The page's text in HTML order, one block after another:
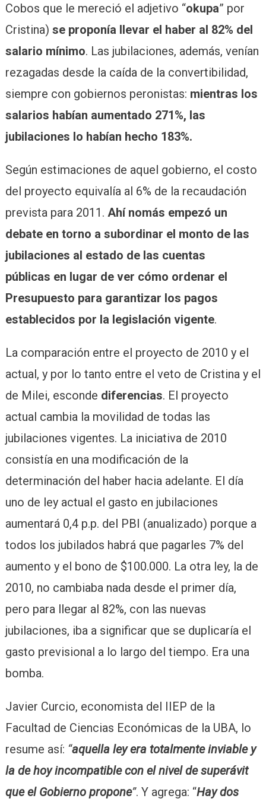
Cobos que le mereció el adjetivo “okupa” por
Cristina) se proponía llevar el haber al 82% del
salario mínimo. Las jubilaciones, además, venían
rezagadas desde la caída de la convertibilidad,
siempre con gobiernos peronistas: mientras los
salarios habían aumentado 271%, las
jubilaciones lo habían hecho 183%.
Según estimaciones de aquel gobierno, el costo
del proyecto equivalía al 6% de la recaudación
prevista para 2011. Ahí nomás empezó un
debate en torno a subordinar el monto de las
jubilaciones al estado de las cuentas
públicas en lugar de ver cómo ordenar el
Presupuesto para garantizar los pagos
establecidos por la legislación vigente.
La comparación entre el proyecto de 2010 y el
actual, y por lo tanto entre el veto de Cristina y el
de Milei, esconde diferencias. El proyecto
actual cambia la movilidad de todas las
jubilaciones vigentes. La iniciativa de 2010
consistía en una modificación de la
determinación del haber hacia adelante. El día
uno de ley actual el gasto en jubilaciones
aumentará 0,4 p.p. del PBI (anualizado) porque a
todos los jubilados habrá que pagarles 7% del
aumento y el bono de $100.000. La otra ley, la de
2010, no cambiaba nada desde el primer día,
pero para llegar al 82%, con las nuevas
jubilaciones, iba a significar que se duplicaría el
gasto previsional a lo largo del tiempo. Era una
bomba.
Javier Curcio, economista del IIEP de la
Facultad de Ciencias Económicas de la UBA, lo
resume así: “aquella ley era totalmente inviable y
la de hoy incompatible con el nivel de superávit
que el Gobierno propone”. Y agrega: “Hay dos